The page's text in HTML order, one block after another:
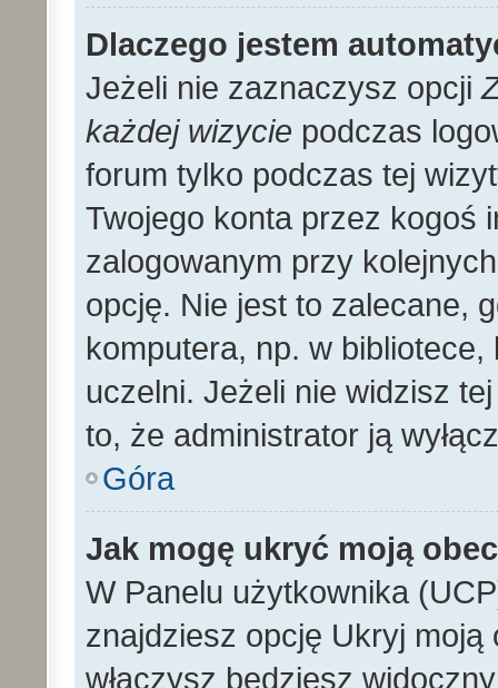
Dlaczego jestem
Jeżeli nie zaznaczysz opcji
każdej wizycie podczas
forum tylko podczas tej
Twojego konta przez kogoś
zalogowanym przy
opcję. Nie jest to zalecane,
komputera, np. w
uczelni. Jeżeli nie widzisz
to, że administrator ją
Góra
Jak mogę ukryć moją
W Panelu użytkownika
znajdziesz opcję Ukryj
włączysz będziesz